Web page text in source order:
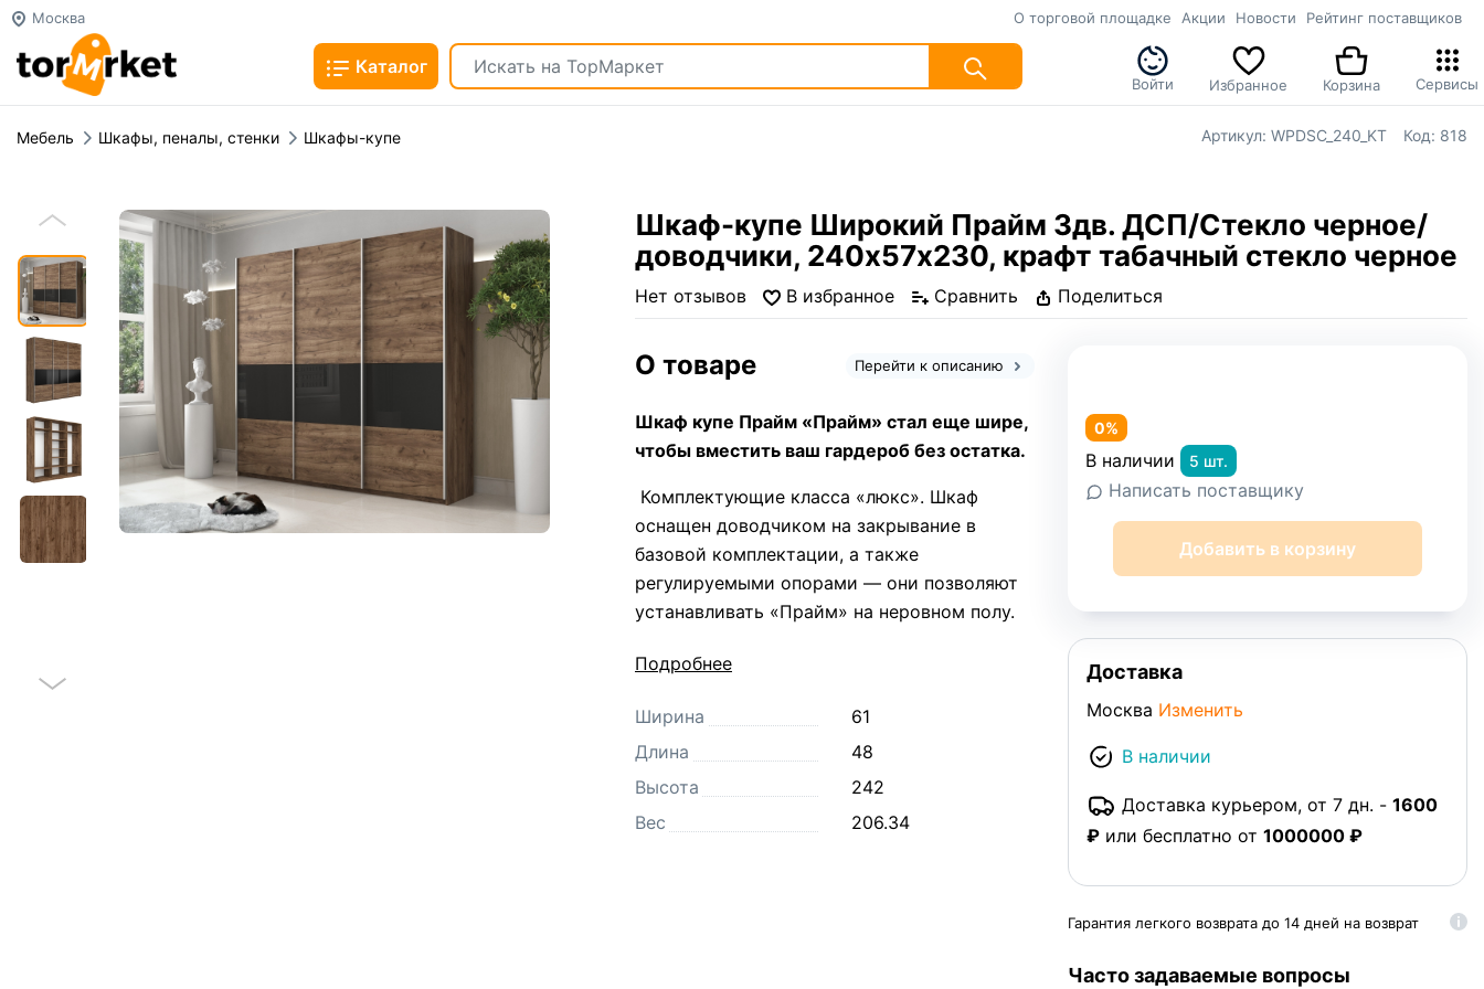
Москва О торговой площадке Акции Новости Рейтинг поставщиков
Каталог
Войти Избранное Корзина Сервисы
Мебель Шкафы, пеналы, стенки Шкафы-купе Артикул: WPDSC_240_KT Код: 818
r
e
vi
o
u
s
Шкаф-купе Широкий Прайм 3дв. ДСП/Стекло черное/
доводчики, 240х57х230, крафт табачный стекло черное
Нет отзывов В избранное Сравнить Поделиться
О товаре Перейти к описанию
Шкаф купе Прайм «Прайм» стал еще шире,
чтобы вместить ваш гардероб без остатка.
Комплектующие класса «люкс». Шкаф
оснащен доводчиком на закрывание в
базовой комплектации, а также
регулируемыми опорами — они позволяют
устанавливать «Прайм» на неровном полу.
Уникальный дизайн. Минималистичная и
отличается не только доступной ценой, но и
функциональностью. Она впишется в любой
классический, лофт и другие современные
стили. Лаконичный монолитный фасад
Подробнее
Ширина
61
Длина
48
Высота
242
Вес
206.34
0%
В наличии 5 шт.
Написать поставщику
Добавить в корзину
Доставка
Москва Изменить
В наличии
Доставка курьером, от 7 дн. - 1600
₽ или бесплатно от 1000000 ₽
Гарантия легкого возврата до 14 дней на возврат
Часто задаваемые вопросы